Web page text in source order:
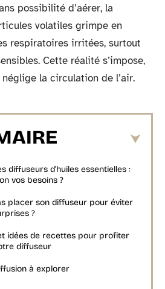
possibilité d’aérer, la
volatiles grimpe en
respiratoires irritées, surtout
Cette réalité s’impose,
la circulation de l’air.
diffuseurs d’huiles essentielles :
vos besoins ?
placer son diffuseur pour éviter
?
idées de recettes pour profiter
diffuseur
à explorer